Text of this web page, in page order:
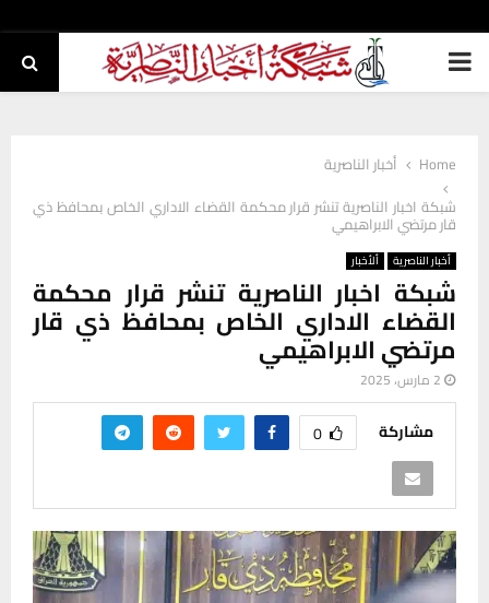
PRIMARY
Home
أخبار الناصرية
شبكة اخبار الناصرية تنشر قرار محكمة القضاء الاداري الخاص بمحافظ ذي
قار مرتضي الابراهيمي
أخبار الناصرية ألأخبار
شبكة اخبار الناصرية تنشر قرار محكمة
القضاء الاداري الخاص بمحافظ ذي قار
مرتضي الابراهيمي
2 مارس، 2025
مشاركة 0